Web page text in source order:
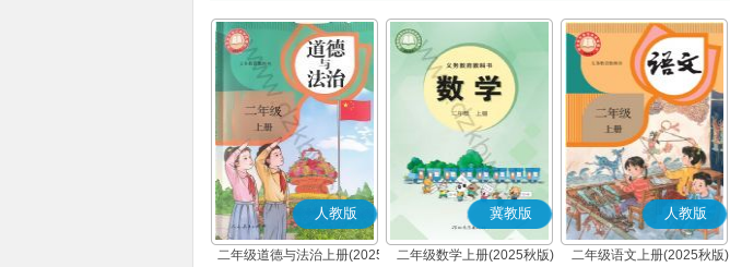
人教版
二年级道德与法治上册(2025
冀教版
二年级数学上册(2025秋版)
人教版
二年级语文上册(2025秋版)